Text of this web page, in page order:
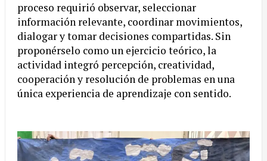
proceso requirió observar, seleccionar
información relevante, coordinar movimientos,
dialogar y tomar decisiones compartidas. Sin
proponérselo como un ejercicio teórico, la
actividad integró percepción, creatividad,
cooperación y resolución de problemas en una
única experiencia de aprendizaje con sentido.